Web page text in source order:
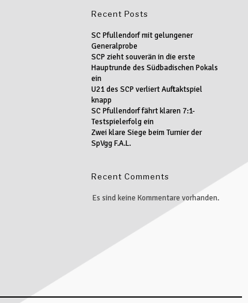
Recent Posts
SC Pfullendorf mit gelungener
Generalprobe
SCP zieht souverän in die erste
Hauptrunde des Südbadischen Pokals
ein
U21 des SCP verliert Auftaktspiel
knapp
SC Pfullendorf fährt klaren 7:1-
Testspielerfolg ein
Zwei klare Siege beim Turnier der
SpVgg F.A.L.
Recent Comments
Es sind keine Kommentare vorhanden.